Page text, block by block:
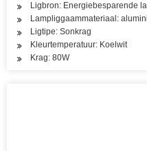
Ligbron: Energiebesparende
Lampliggaammateriaal:
Ligtipe: Sonkrag
Kleurtemperatuur: Koelwit
Krag: 80W